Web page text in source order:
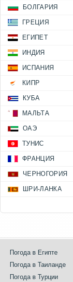
БОЛГАРИЯ
ГРЕЦИЯ
ЕГИПЕТ
ИНДИЯ
ИСПАНИЯ
КИПР
КУБА
МАЛЬТА
ОАЭ
ТУНИС
ФРАНЦИЯ
ЧЕРНОГОРИЯ
ШРИ-ЛАНКА
Погода в Египте
Погода в Таиланде
Погода в Турции